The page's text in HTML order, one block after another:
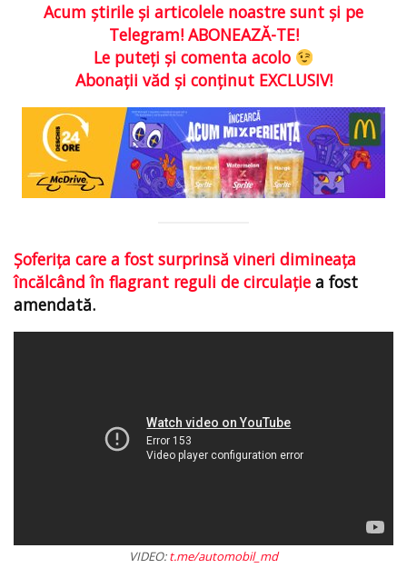
Acum ştirile şi articolele noastre sunt şi pe
Telegram! ABONEAZĂ-TE!
Le puteţi şi comenta acolo
Abonaţii văd şi conţinut EXCLUSIV!
Şoferiţa care a fost surprinsă vineri dimineaţa
încălcând în flagrant reguli de circulaţie a fost
amendată.
VIDEO:t.me/automobil_md